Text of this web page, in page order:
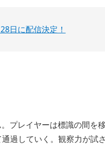
日に配信決定！
プレイヤーは標識の間を
過していく。観察力が試